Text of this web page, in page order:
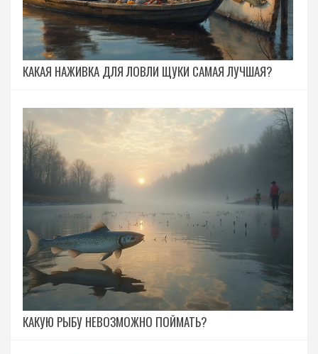
КАКАЯ НАЖИВКА ДЛЯ ЛОВЛИ ЩУКИ САМАЯ ЛУЧШАЯ?
КАКУЮ РЫБУ НЕВОЗМОЖНО ПОЙМАТЬ?